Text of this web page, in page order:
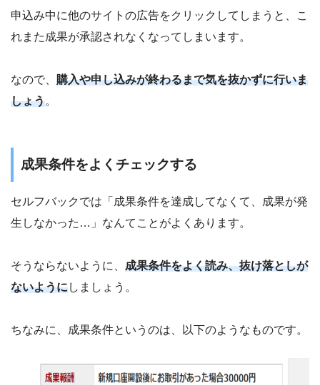
申込み中に他のサイトの広告をクリックしてしまうと、こ
れまた成果が承認されなくなってしまいます。
なので、 購入や申し込みが終わるまで気を抜かずに行いま
しょう。
成果条件をよくチェックする
セルフバックでは「成果条件を達成してなくて、成果が発
生しなかった…」なんてことがよくあります。
そうならないように、 成果条件をよく読み、抜け落としが
ないようにしましょう。
ちなみに、成果条件というのは、以下のようなものです。